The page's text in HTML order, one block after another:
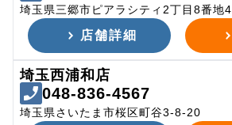
埼玉県三郷市ピアラシティ2丁目8番地4
店舗詳細
埼玉西浦和店
048-836-4567
埼玉県さいたま市桜区町谷3-8-20